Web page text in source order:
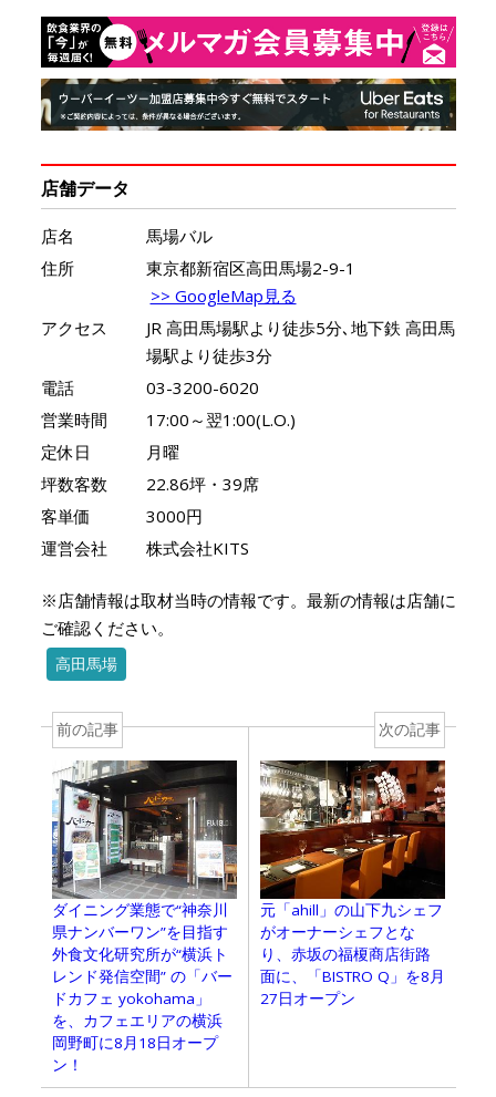
店舗データ
店名
馬場バル
住所
東京都新宿区高田馬場2-9-1
>> GoogleMap見る
アクセス
JR 高田馬場駅より徒歩5分､地下鉄 高田馬
場駅より徒歩3分
電話
03-3200-6020
営業時間
17:00～翌1:00(L.O.)
定休日
月曜
坪数客数
22.86坪・39席
客単価
3000円
運営会社
株式会社KITS
※店舗情報は取材当時の情報です。最新の情報は店舗に
ご確認ください。
高田馬場
前の記事
ダイニング業態で“神奈川
県ナンバーワン”を目指す
外食文化研究所が“横浜ト
レンド発信空間” の「バー
ドカフェ yokohama」
を、カフェエリアの横浜
岡野町に8月18日オープ
ン！
次の記事
元「ahill」の山下九シェフ
がオーナーシェフとな
り、赤坂の福榎商店街路
面に、「BISTRO Q」を8月
27日オープン